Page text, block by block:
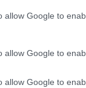
allow Google to
allow Google to
allow Google to
σε